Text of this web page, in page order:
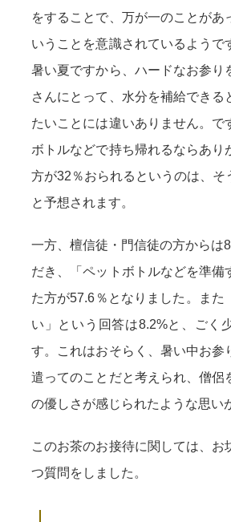
をすることで、万が一のことがあ
いうことを意識されているようで
暑い夏ですから、ハードなお参り
さんにとって、水分を補給できる
たいことには違いありません。で
ボトルなどで持ち帰れるならあり
方が32％おられるというのは、そ
と予想されます。
一方、檀信徒・門信徒の方からは
だき、「ペットボトルなどを準備
た方が57.6％となりました。また
い」という回答は8.2%と、ごく
す。これはおそらく、暑い中お参
遣ってのことだと考えられ、僧侶
の優しさが感じられたような思い
このお茶のお接待に関しては、お
つ質問をしました。